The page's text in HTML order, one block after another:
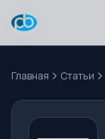
Главная Статьи